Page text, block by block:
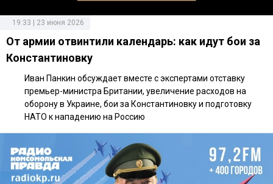
19:33 | 23 июня 2026
От армии отвинтили календарь: как идут бои за
Константиновку
Иван Панкин обсуждает вместе с экспертами отставку
премьер-министра Британии, увеличение расходов на
оборону в Украине, бои за Константиновку и подготовку
НАТО к нападению на Россию